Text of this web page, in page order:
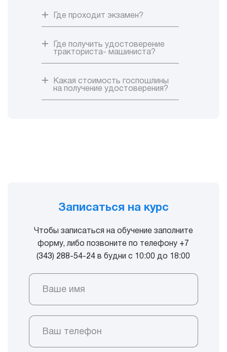
Где проходит экзамен?
Где получить удостоверение
тракториста- машиниста?
Какая стоимость госпошлины
на получение удостоверения?
Записаться на курс
Чтобы записаться на обучение заполните
форму, либо позвоните по телефону +7
(343) 288-54-24 в будни с 10:00 до 18:00
Ваше имя
Ваш телефон